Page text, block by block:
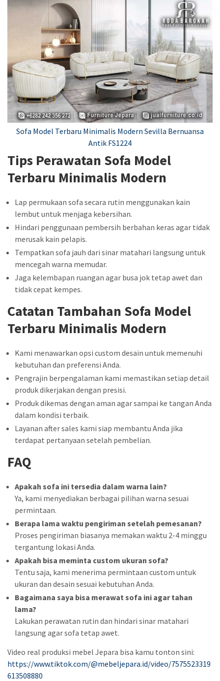
Sofa Model Terbaru Minimalis Modern Sevilla Bernuansa
Antik FS1224
Tips Perawatan Sofa Model
Terbaru Minimalis Modern
Lap permukaan sofa secara rutin menggunakan kain
lembut untuk menjaga kebersihan.
Hindari penggunaan pembersih berbahan keras agar tidak
merusak kain pelapis.
Tempatkan sofa jauh dari sinar matahari langsung untuk
mencegah warna memudar.
Jaga kelembapan ruangan agar busa jok tetap awet dan
tidak cepat kempes.
Catatan Tambahan Sofa Model
Terbaru Minimalis Modern
Kami menawarkan opsi custom desain untuk memenuhi
kebutuhan dan preferensi Anda.
Pengrajin berpengalaman kami memastikan setiap detail
produk dikerjakan dengan presisi.
Produk dikemas dengan aman agar sampai ke tangan Anda
dalam kondisi terbaik.
Layanan after sales kami siap membantu Anda jika
terdapat pertanyaan setelah pembelian.
FAQ
Apakah sofa ini tersedia dalam warna lain?
Ya, kami menyediakan berbagai pilihan warna sesuai
permintaan.
Berapa lama waktu pengiriman setelah pemesanan?
Proses pengiriman biasanya memakan waktu 2-4 minggu
tergantung lokasi Anda.
Apakah bisa meminta custom ukuran sofa?
Tentu saja, kami menerima permintaan custom untuk
ukuran dan desain sesuai kebutuhan Anda.
Bagaimana saya bisa merawat sofa ini agar tahan
lama?
Lakukan perawatan rutin dan hindari sinar matahari
langsung agar sofa tetap awet.
Video real produksi mebel Jepara bisa kamu tonton sini:
https://www.tiktok.com/@mebeljepara.id/video/7575523319
613508880